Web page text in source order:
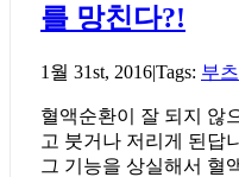
를 망친다?!
1월 31st, 2016|Tags: 부츠
혈액순환이 잘 되지 않
고 붓거나 저리게 된답
그 기능을 상실해서 혈